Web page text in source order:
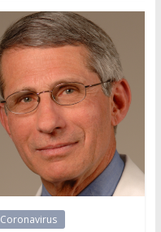
Coronavirus